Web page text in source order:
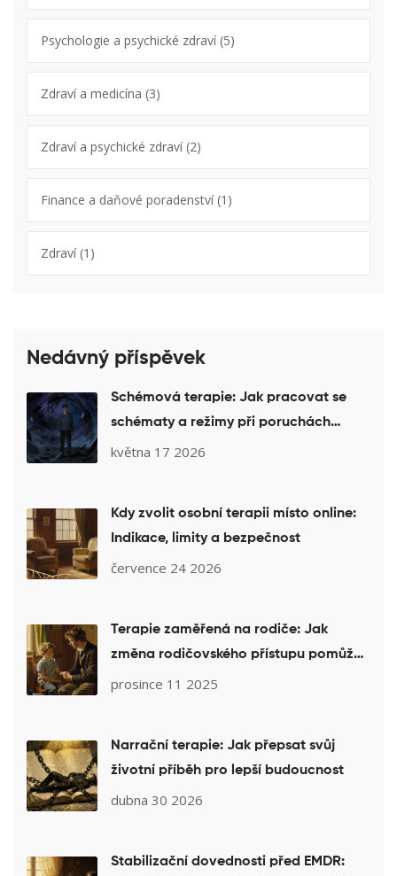
Psychologie a psychické zdraví(5)
Zdraví a medicína (3)
Zdraví a psychické zdraví(2)
Finance a daňové poradenství(1)
Zdraví(1)
Nedávný příspěvek
Schémová terapie: Jak pracovat se
schématy a režimy při poruchách
osobnosti
května 17 2026
Kdy zvolit osobní terapii místo online:
Indikace, limity a bezpečnost
července 24 2026
Terapie zaměřená na rodiče: Jak
změna rodičovského přístupu pomůže
dítěti
prosince 11 2025
Narrační terapie: Jak přepsat svůj
životní příběh pro lepší budoucnost
dubna 30 2026
Stabilizační dovednosti před EMDR: